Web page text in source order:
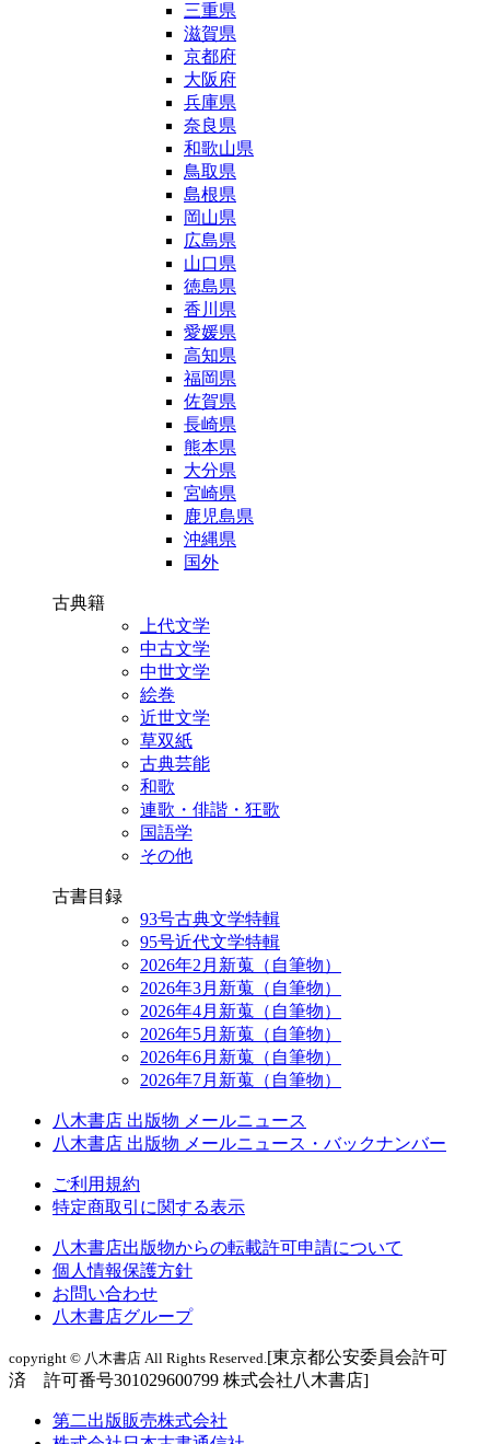
三重県
滋賀県
京都府
大阪府
兵庫県
奈良県
和歌山県
鳥取県
島根県
岡山県
広島県
山口県
徳島県
香川県
愛媛県
高知県
福岡県
佐賀県
長崎県
熊本県
大分県
宮崎県
鹿児島県
沖縄県
国外
古典籍
上代文学
中古文学
中世文学
絵巻
近世文学
草双紙
古典芸能
和歌
連歌・俳諧・狂歌
国語学
その他
古書目録
93号古典文学特輯
95号近代文学特輯
2026年2月新蒐（自筆物）
2026年3月新蒐（自筆物）
2026年4月新蒐（自筆物）
2026年5月新蒐（自筆物）
2026年6月新蒐（自筆物）
2026年7月新蒐（自筆物）
八木書店 出版物 メールニュース
八木書店 出版物 メールニュース・バックナンバー
ご利用規約
特定商取引に関する表示
八木書店出版物からの転載許可申請について
個人情報保護方針
お問い合わせ
八木書店グループ
copyright © 八木書店 All Rights Reserved.[東京都公安委員会許可
済 許可番号301029600799 株式会社八木書店]
第二出版販売株式会社